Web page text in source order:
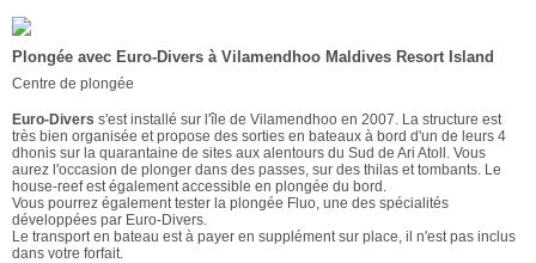
Plongée avec Euro-Divers à Vilamendhoo Maldives Resort Island
Centre de plongée
Euro-Divers s'est installé sur l'île de Vilamendhoo en 2007. La structure est
très bien organisée et propose des sorties en bateaux à bord d'un de leurs 4
dhonis sur la quarantaine de sites aux alentours du Sud de Ari Atoll. Vous
aurez l'occasion de plonger dans des passes, sur des thilas et tombants. Le
house-reef est également accessible en plongée du bord.
Vous pourrez également tester la plongée Fluo, une des spécialités
développées par Euro-Divers.
Le transport en bateau est à payer en supplément sur place, il n'est pas inclus
dans votre forfait.